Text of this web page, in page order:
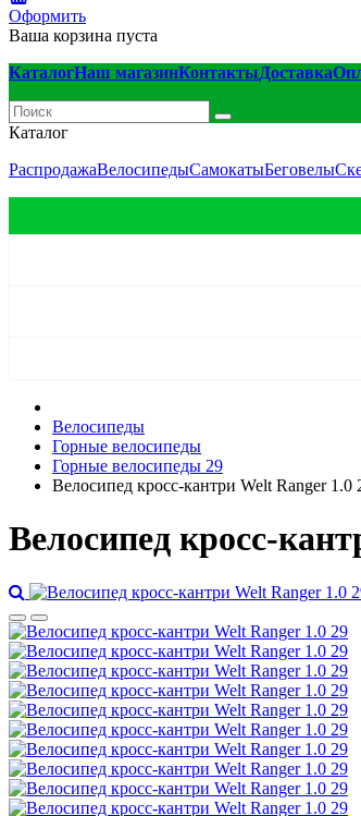
Оформить
Ваша корзина пуста
КаталогНаш магазинКонтактыДоставка
Каталог
РаспродажаВелосипедыСамокатыБеговелы
Велосипеды
Горные велосипеды
Горные велосипеды 29
Велосипед кросс-кантри Welt Ranger 1.0
Велосипед кросс-